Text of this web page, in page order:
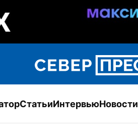
СтатьиИнтервьюНовости